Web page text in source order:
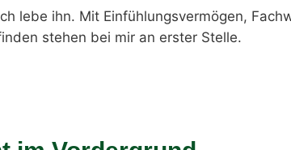
lebe ihn. Mit Einfühlungsvermögen,
stehen bei mir an erster Stelle.